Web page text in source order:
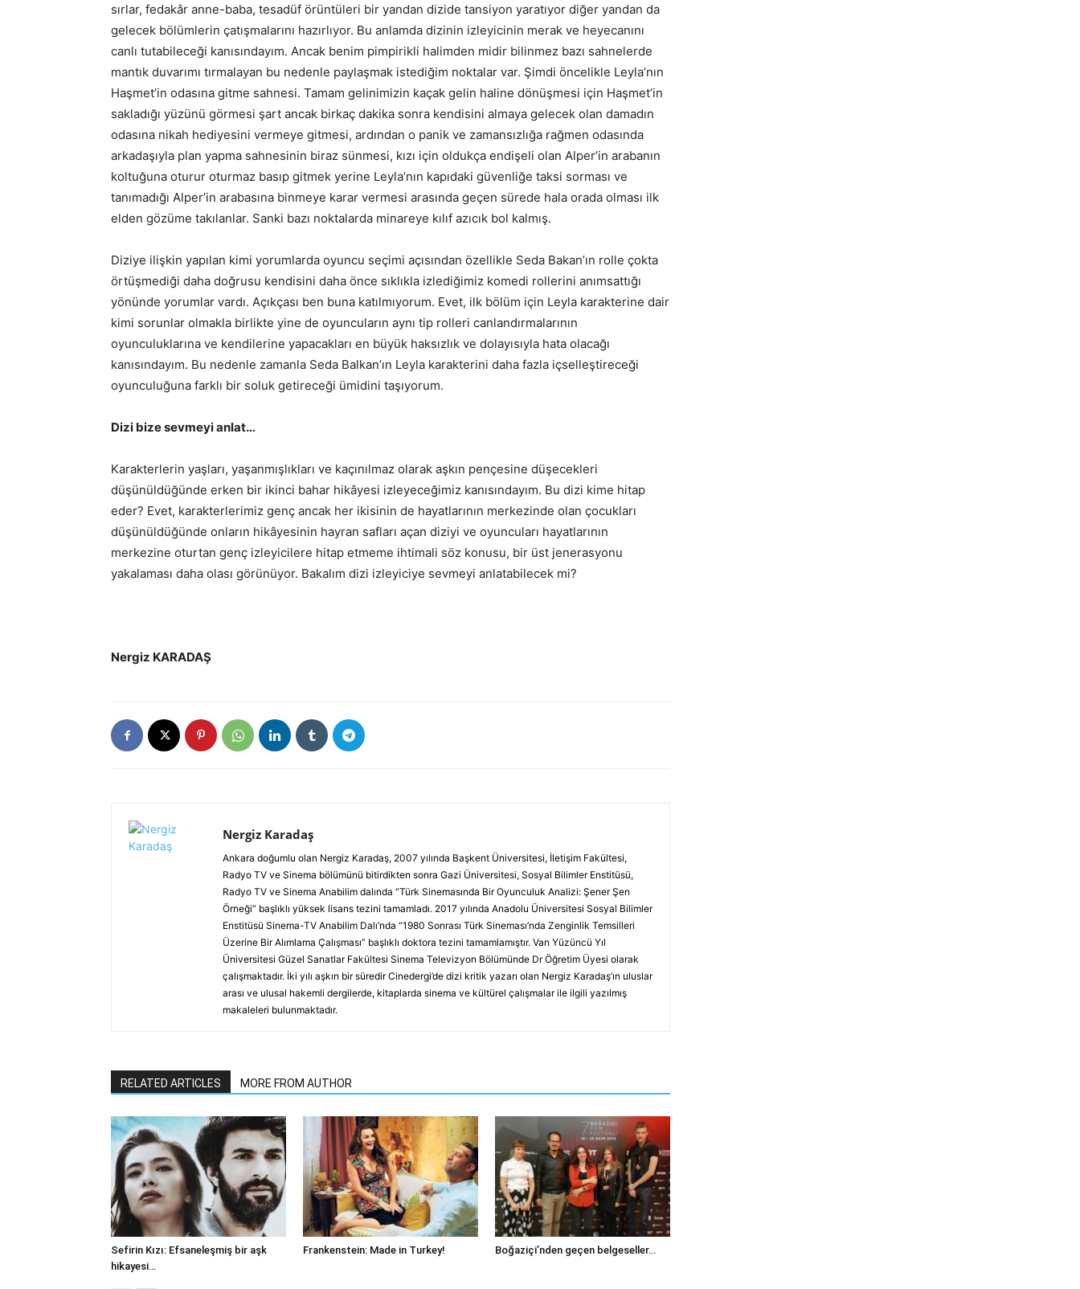
sırlar, fedakâr anne-baba, tesadüf örüntüleri bir yandan dizide tansiyon yaratıyor diğer yandan da
gelecek bölümlerin çatışmalarını hazırlıyor. Bu anlamda dizinin izleyicinin merak ve heyecanını
canlı tutabileceği kanısındayım. Ancak benim pimpirikli halimden midir bilinmez bazı sahnelerde
mantık duvarımı tırmalayan bu nedenle paylaşmak istediğim noktalar var. Şimdi öncelikle Leyla’nın
Haşmet’in odasına gitme sahnesi. Tamam gelinimizin kaçak gelin haline dönüşmesi için Haşmet’in
sakladığı yüzünü görmesi şart ancak birkaç dakika sonra kendisini almaya gelecek olan damadın
odasına nikah hediyesini vermeye gitmesi, ardından o panik ve zamansızlığa rağmen odasında
arkadaşıyla plan yapma sahnesinin biraz sünmesi, kızı için oldukça endişeli olan Alper’in arabanın
koltuğuna oturur oturmaz basıp gitmek yerine Leyla’nın kapıdaki güvenliğe taksi sorması ve
tanımadığı Alper’in arabasına binmeye karar vermesi arasında geçen sürede hala orada olması ilk
elden gözüme takılanlar. Sanki bazı noktalarda minareye kılıf azıcık bol kalmış.
Diziye ilişkin yapılan kimi yorumlarda oyuncu seçimi açısından özellikle Seda Bakan’ın rolle çokta
örtüşmediği daha doğrusu kendisini daha önce sıklıkla izlediğimiz komedi rollerini anımsattığı
yönünde yorumlar vardı. Açıkçası ben buna katılmıyorum. Evet, ilk bölüm için Leyla karakterine dair
kimi sorunlar olmakla birlikte yine de oyuncuların aynı tip rolleri canlandırmalarının
oyunculuklarına ve kendilerine yapacakları en büyük haksızlık ve dolayısıyla hata olacağı
kanısındayım. Bu nedenle zamanla Seda Balkan’ın Leyla karakterini daha fazla içselleştireceği
oyunculuğuna farklı bir soluk getireceği ümidini taşıyorum.
Dizi bize sevmeyi anlat…
Karakterlerin yaşları, yaşanmışlıkları ve kaçınılmaz olarak aşkın pençesine düşecekleri
düşünüldüğünde erken bir ikinci bahar hikâyesi izleyeceğimiz kanısındayım. Bu dizi kime hitap
eder? Evet, karakterlerimiz genç ancak her ikisinin de hayatlarının merkezinde olan çocukları
düşünüldüğünde onların hikâyesinin hayran safları açan diziyi ve oyuncuları hayatlarının
merkezine oturtan genç izleyicilere hitap etmeme ihtimali söz konusu, bir üst jenerasyonu
yakalaması daha olası görünüyor. Bakalım dizi izleyiciye sevmeyi anlatabilecek mi?
Nergiz KARADAŞ
Nergiz Karadaş
Ankara doğumlu olan Nergiz Karadaş, 2007 yılında Başkent Üniversitesi, İletişim Fakültesi,
Radyo TV ve Sinema bölümünü bitirdikten sonra Gazi Üniversitesi, Sosyal Bilimler Enstitüsü,
Radyo TV ve Sinema Anabilim dalında “Türk Sinemasında Bir Oyunculuk Analizi: Şener Şen
Örneği” başlıklı yüksek lisans tezini tamamladı. 2017 yılında Anadolu Üniversitesi Sosyal Bilimler
Enstitüsü Sinema-TV Anabilim Dalı’nda “1980 Sonrası Türk Sineması’nda Zenginlik Temsilleri
Üzerine Bir Alımlama Çalışması” başlıklı doktora tezini tamamlamıştır. Van Yüzüncü Yıl
Üniversitesi Güzel Sanatlar Fakültesi Sinema Televizyon Bölümünde Dr Öğretim Üyesi olarak
çalışmaktadır. İki yılı aşkın bir süredir Cinedergi’de dizi kritik yazarı olan Nergiz Karadaş’ın uluslar
arası ve ulusal hakemli dergilerde, kitaplarda sinema ve kültürel çalışmalar ile ilgili yazılmış
makaleleri bulunmaktadır.
RELATED ARTICLES MORE FROM AUTHOR
Sefirin Kızı: Efsaneleşmiş bir aşk
hikayesi…
Frankenstein: Made in Turkey! Boğaziçi’nden geçen belgeseller…